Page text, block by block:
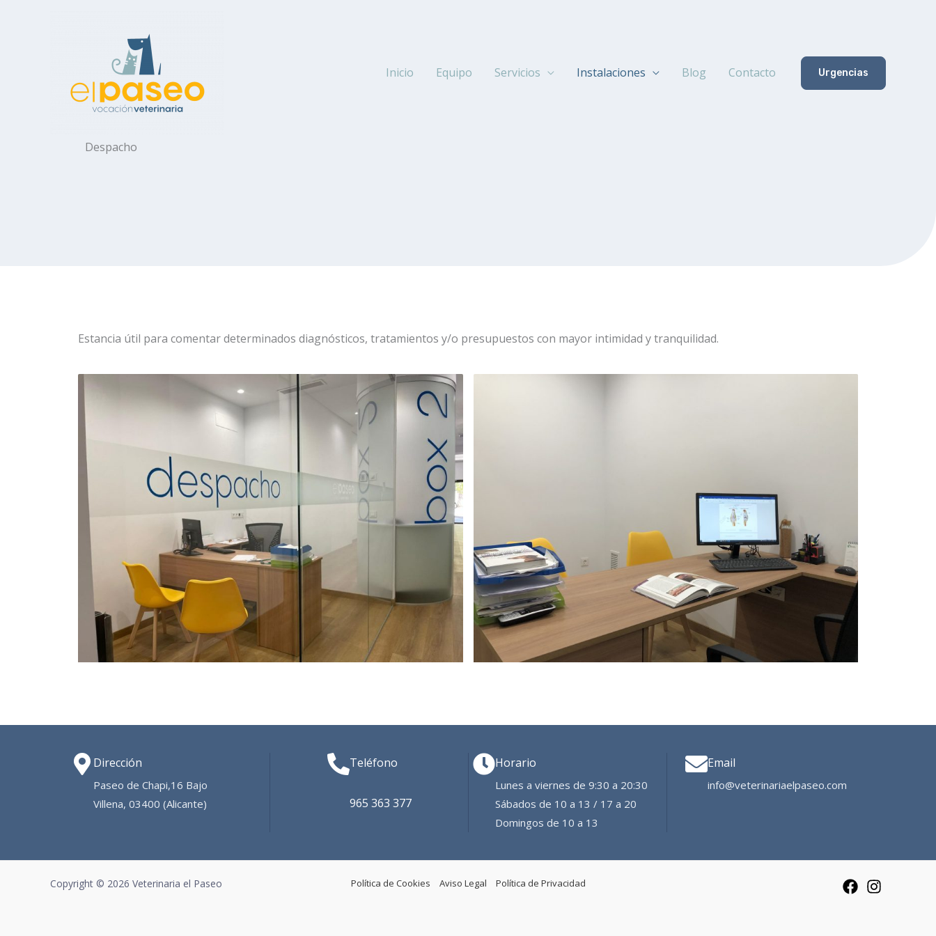
Inicio
Equipo Servicios Instalaciones Blog Contacto Urgencias
Despacho
Estancia útil para comentar determinados diagnósticos, tratamientos y/o presupuestos con mayor intimidad y tranquilidad.
Dirección
Paseo de Chapi,16 Bajo
Villena, 03400 (Alicante)
Teléfono
965 363 377
Horario
Lunes a viernes de 9:30 a 20:30
Sábados de 10 a 13 / 17 a 20
Domingos de 10 a 13
Email
info@veterinariaelpaseo.com
Copyright © 2026 Veterinaria el Paseo Política de Cookies Aviso Legal Política de Privacidad